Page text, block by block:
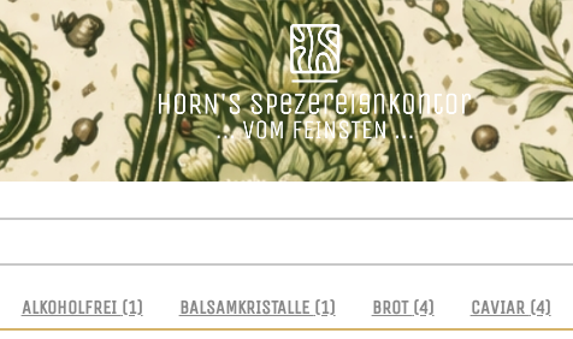
ALKOHOLFREI (1) BALSAMKRISTALLE (1) BROT (4) CAVIAR (4)